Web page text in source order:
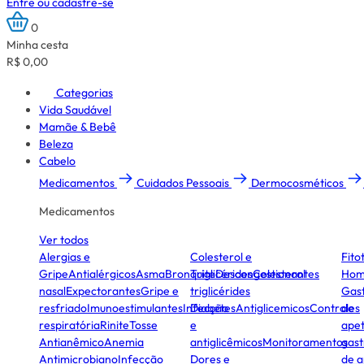
0
Minha cesta
R$ 0,00
Categorias
Vida Saudável
Mamãe & Bebê
Beleza
Cabelo
Medicamentos
Cuidados Pessoais Dermocosméticos
Medicamentos
Ver todos
Alergias e
GripeAntialérgicosAsmaBronquiteDescongestionantes
nasalExpectorantesGripe e
resfriadoImunoestimulantesInfecção
respiratóriaRiniteTosse
AntianêmicoAnemia
AntimicrobianoInfecção
Colesterol e
TriglicéridesColesterol
triglicérides
DiabetesAntiglicemicosControles
e
antiglicêmicosMonitoramentos
Dores e
de
de